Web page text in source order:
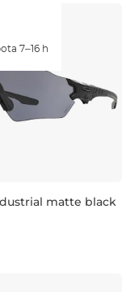
7–16 h
matte black